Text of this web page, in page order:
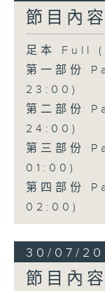
節目內容
足本 Full
第一部份
23:00)
第二部份
24:00)
第三部份
01:00)
第四部份
02:00)
30/07/
節目內容